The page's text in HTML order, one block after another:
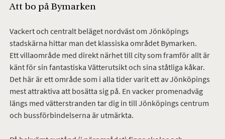
Att bo på Bymarken
Vackert och centralt beläget nordväst om Jönköpings
stadskärna hittar man det klassiska området Bymarken.
Ett villaområde med direkt närhet till city som framför allt är
känt för sin fantastiska Vätterutsikt och sina ståtliga kåkar.
Det här är ett område som i alla tider varit ett av Jönköpings
mest attraktiva att bosätta sig på. En vacker promenadväg
längs med vätterstranden tar dig in till Jönköpings centrum
och bussförbindelserna är utmärkta.